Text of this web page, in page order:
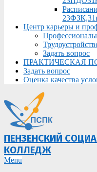
Центр карьеры и
Задать вопрос
ПРАКТИЧЕСКАЯ
Задать вопрос
Оценка качества
ПЕНЗЕНСКИЙ
КОЛЛЕДЖ
Primary
Menu